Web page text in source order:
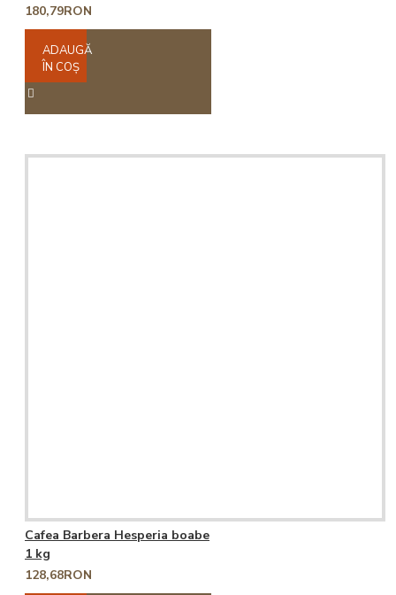
180,79RON
ADAUGĂ
ÎN COŞ
Cafea Barbera Hesperia boabe
1 kg
128,68RON